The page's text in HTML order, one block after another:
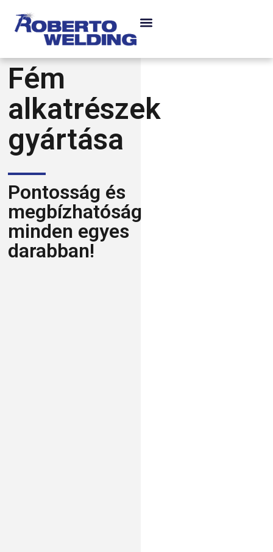
Fém
alkatrészek
gyártása
Pontosság és
megbízhatóság
minden egyes
darabban!